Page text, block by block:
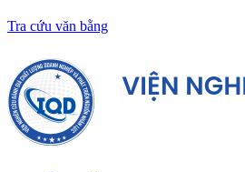
Tra cứu văn bằng